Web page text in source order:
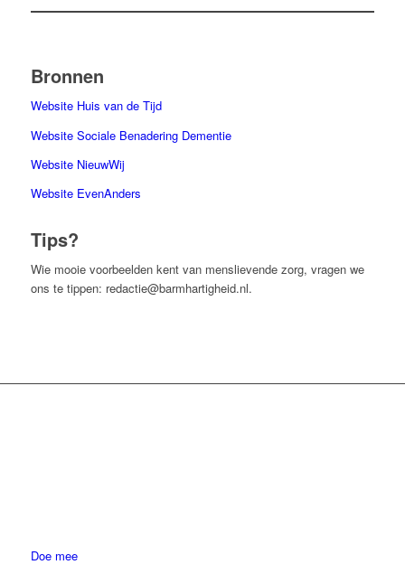
Bronnen
Website Huis van de Tijd
Website Sociale Benadering Dementie
Website NieuwWij
Website EvenAnders
Tips?
Wie mooie voorbeelden kent van menslievende zorg, vragen we
ons te tippen: redactie@barmhartigheid.nl.
Doe mee